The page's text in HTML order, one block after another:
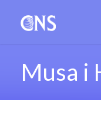
Musa i